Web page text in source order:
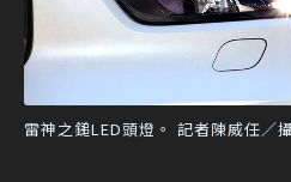
雷神之鎚LED頭燈。 記者陳威任／